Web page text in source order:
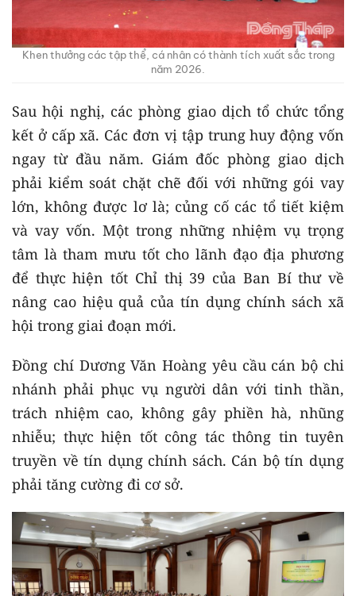
Khen thưởng các tập thể, cá nhân có thành tích xuất sắc trong
năm 2026.
Sau hội nghị, các phòng giao dịch tổ chức tổng
kết ở cấp xã. Các đơn vị tập trung huy động vốn
ngay từ đầu năm. Giám đốc phòng giao dịch
phải kiểm soát chặt chẽ đối với những gói vay
lớn, không được lơ là; củng cố các tổ tiết kiệm
và vay vốn. Một trong những nhiệm vụ trọng
tâm là tham mưu tốt cho lãnh đạo địa phương
để thực hiện tốt Chỉ thị 39 của Ban Bí thư về
nâng cao hiệu quả của tín dụng chính sách xã
hội trong giai đoạn mới.
Đồng chí Dương Văn Hoàng yêu cầu cán bộ chi
nhánh phải phục vụ người dân với tinh thần,
trách nhiệm cao, không gây phiền hà, nhũng
nhiễu; thực hiện tốt công tác thông tin tuyên
truyền về tín dụng chính sách. Cán bộ tín dụng
phải tăng cường đi cơ sở.